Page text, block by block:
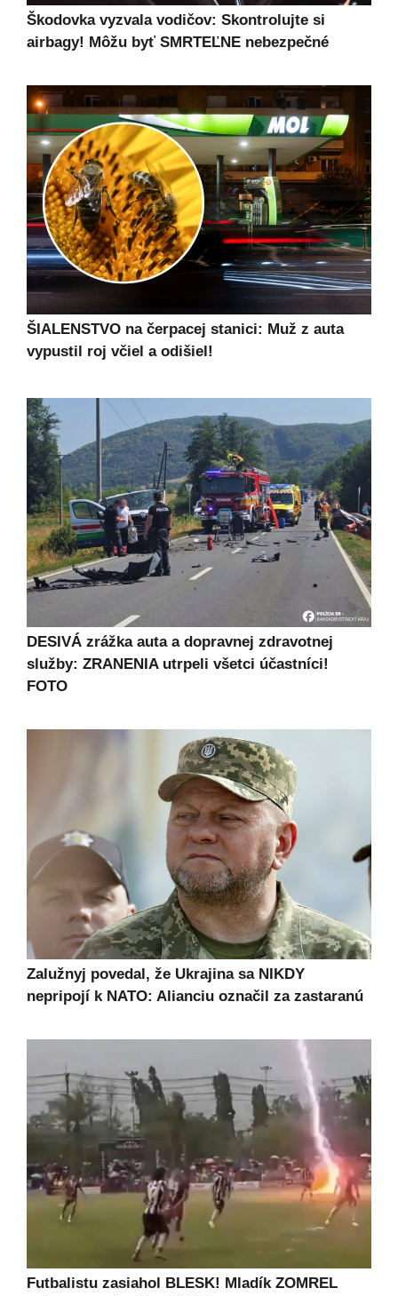
Škodovka vyzvala vodičov: Skontrolujte si
airbagy! Môžu byť SMRTEĽNE nebezpečné
ŠIALENSTVO na čerpacej stanici: Muž z auta
vypustil roj včiel a odišiel!
DESIVÁ zrážka auta a dopravnej zdravotnej
služby: ZRANENIA utrpeli všetci účastníci!
FOTO
Zalužnyj povedal, že Ukrajina sa NIKDY
nepripojí k NATO: Alianciu označil za zastaranú
Futbalistu zasiahol BLESK! Mladík ZOMREL